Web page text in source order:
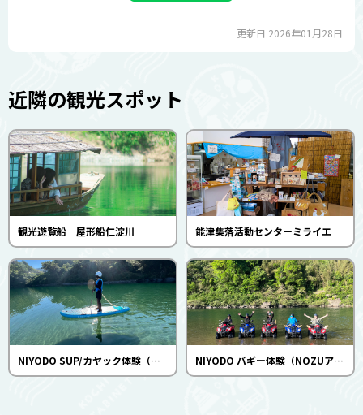
更新日 2026年01月28日
近隣の観光スポット
観光遊覧船 屋形船仁淀川 能津集落活動センターミライエ
NIYODO SUP/カヤック体験（NOZUアドベンチャー） NIYODO バギー体験（NOZUアドベンチャー）